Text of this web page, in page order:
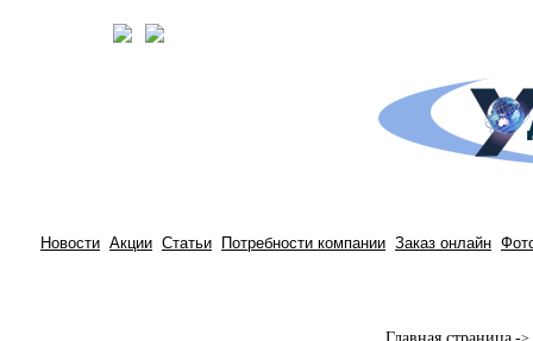
Новости Акции Статьи Потребности компании Заказ онлайн